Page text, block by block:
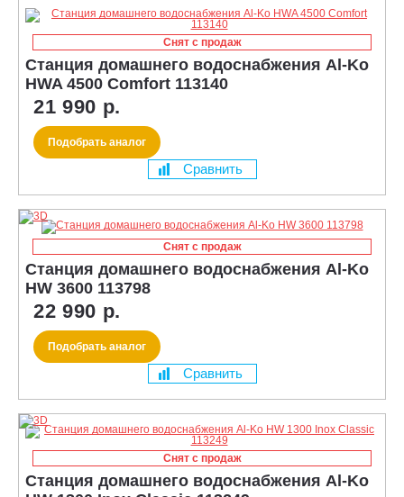
Снят с продаж
Станция домашнего водоснабжения Al-Ko
HWA 4500 Comfort 113140
21 990 р.
Подобрать аналог
Сравнить
Снят с продаж
Станция домашнего водоснабжения Al-Ko
HW 3600 113798
22 990 р.
Подобрать аналог
Сравнить
Снят с продаж
Станция домашнего водоснабжения Al-Ko